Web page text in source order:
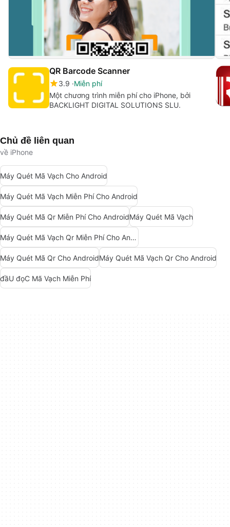
QR Barcode Scanner
3.9 Miễn phí
Một chương trình miễn phí cho iPhone, bởi
BACKLIGHT DIGITAL SOLUTIONS SLU.
Chủ đề liên quan
về iPhone
Máy Quét Mã Vạch Cho Android
Máy Quét Mã Vạch Miễn Phí Cho Android
Máy Quét Mã Qr Miễn Phí Cho AndroidMáy Quét Mã Vạch
Máy Quét Mã Vạch Qr Miễn Phí Cho Android
Máy Quét Mã Qr Cho AndroidMáy Quét Mã Vạch Qr Cho Android
đầU đọC Mã Vạch Miễn Phí